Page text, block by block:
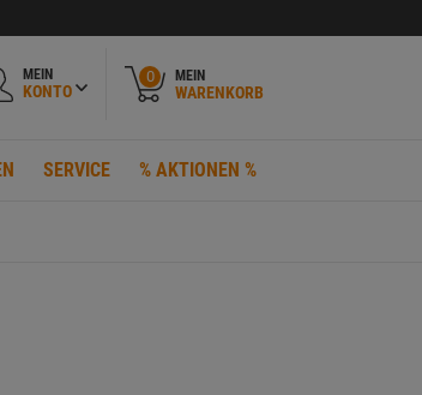
MEIN
KONTO
0 MEIN
WARENKORB
SERVICE % AKTIONEN %